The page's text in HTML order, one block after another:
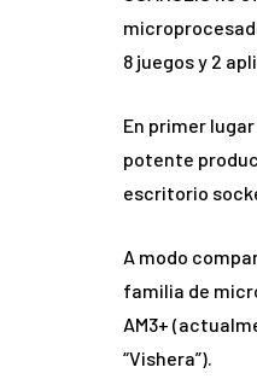
8 juegos y 2
En primer
potente
escritorio
A modo
familia de
AM3+
“Vishera”).